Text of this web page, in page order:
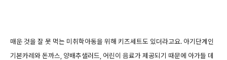
매운 것을 잘 못 먹는 미취학아동을 위해 키즈세트도 있더라고요. 아기단계인
기본카레와 돈까스, 양배추샐러드, 어린이 음료가 제공되기 때문에 아가들 데